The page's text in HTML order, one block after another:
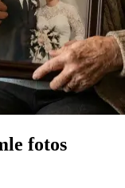
fotos